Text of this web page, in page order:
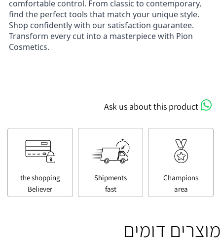
comfortable control. From classic to contemporary,
find the perfect tools that match your unique style.
Shop confidently with our satisfaction guarantee.
Transform every cut into a masterpiece with Pion
Cosmetics.
Ask us about this product
Champions
area
Shipments
fast
the shopping
Believer
מוצרים דומים